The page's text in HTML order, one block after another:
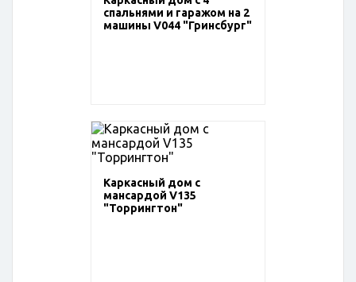
спальнями и гаражом на 2
машины V044 "Гринсбург"
Каркасный дом с
мансардой V135
"Торрингтон"